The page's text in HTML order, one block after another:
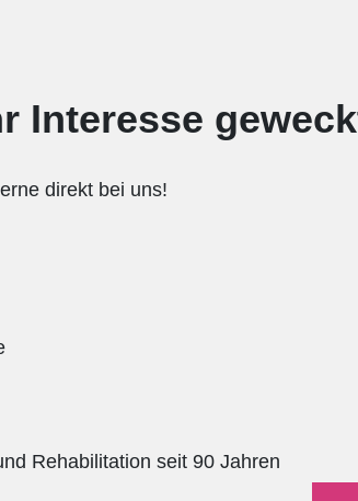
Interesse
direkt bei uns!
Rehabilitation seit 90 Jahren